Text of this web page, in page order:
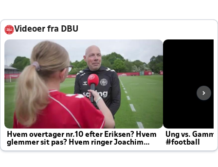
Videoer fra DBU
Hvem overtager nr.10 efter Eriksen? Hvem
glemmer sit pas? Hvem ringer Joachim
altid til efter kampe?
Ung vs.
#football